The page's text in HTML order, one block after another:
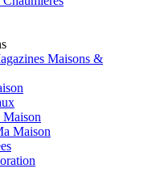
Maisons &
Maison
Maison